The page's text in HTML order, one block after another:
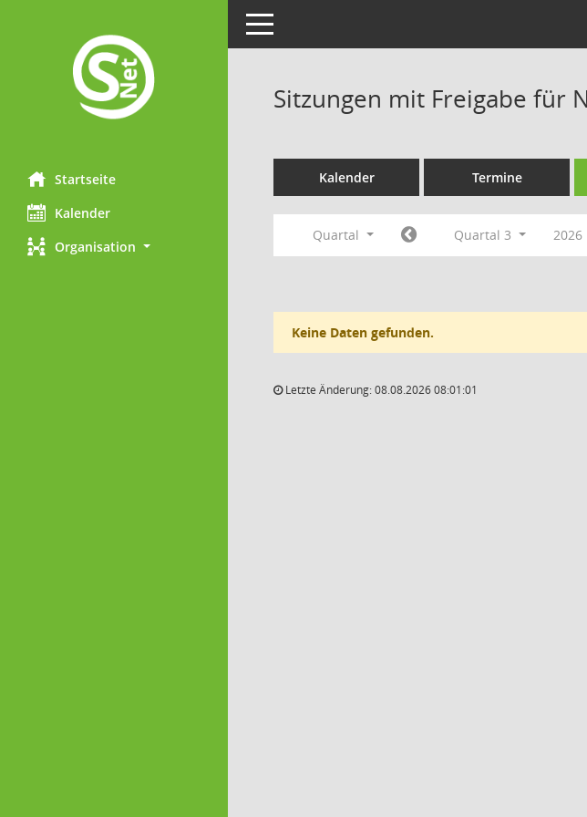
Startseite
Kalender
Organisation
Toggle navigation
Sitzungen mit Freigabe für
Kalender Termine
Quartal Quartal 3 2026
Keine Daten gefunden.
Letzte Änderung: 08.08.2026 08:01:01